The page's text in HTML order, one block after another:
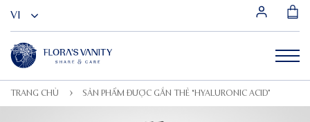
TRANG CHỦ SẢN PHẨM ĐƯỢC GẮN THẺ “HYALURONIC ACID”